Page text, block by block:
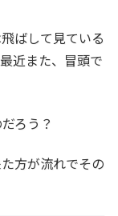
ばして見ている
近また、冒頭で
ろう？
方が流れでその